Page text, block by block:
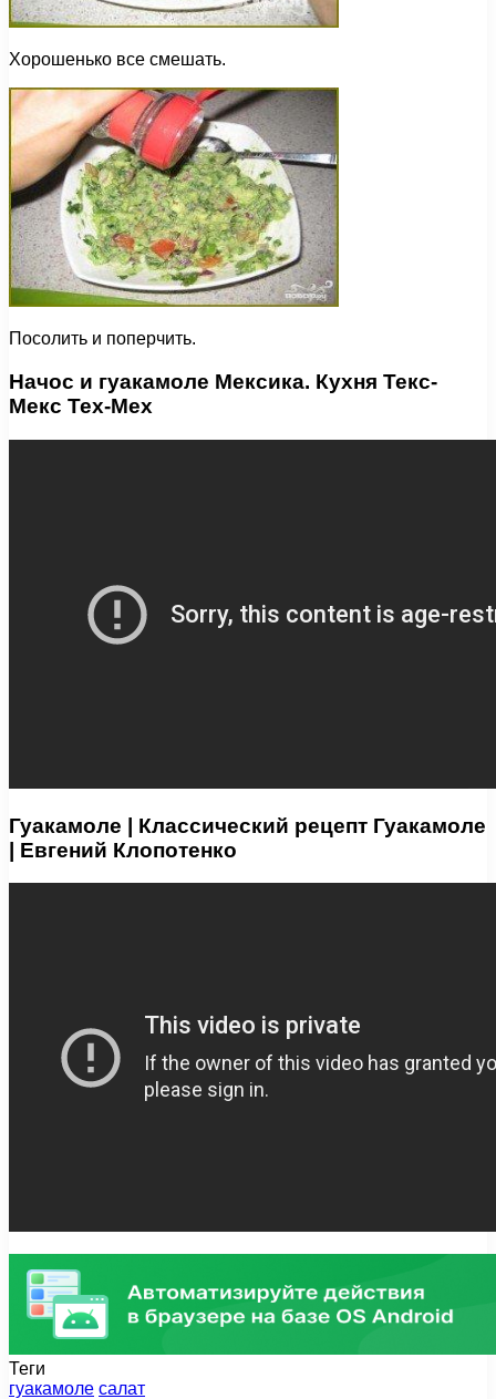
Хорошенько все смешать.
Посолить и поперчить.
Начос и гуакамоле Мексика. Кухня Текс-
Мекс Tex-Mex
Гуакамоле | Классический рецепт Гуакамоле
| Евгений Клопотенко
Теги
гуакамоле салат